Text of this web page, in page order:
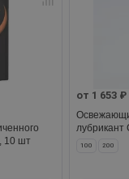
10 шт
от 1 653 ₽
лубрикант
100 200